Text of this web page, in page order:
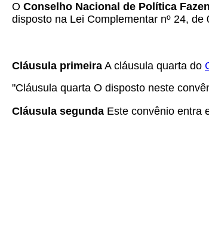
O Conselho Nacional de Política
disposto na Lei Complementar nº 24,
Cláusula primeira A cláusula quarta do
"Cláusula quarta O disposto neste
Cláusula segunda Este convênio entra